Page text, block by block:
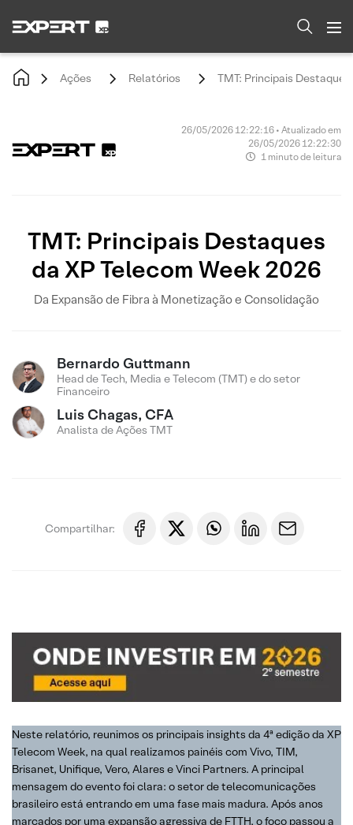
Ações Relatórios TMT: Principais
26/05/2026 12:22:16 • Atualizado em
26/05/2026 12:22:30
1 minuto de leitura
TMT: Principais Destaques
da XP Telecom Week 2026
Da Expansão de Fibra à Monetização e Consolidação
Bernardo Guttmann
Head de Tech, Media e Telecom (TMT) e do setor
Financeiro
Luis Chagas, CFA
Analista de Ações TMT
Compartilhar:
Neste relatório, reunimos os principais insights da 4ª edição da XP
Telecom Week, na qual realizamos painéis com Vivo, TIM,
Brisanet, Unifique, Vero, Alares e Vinci Partners. A principal
mensagem do evento foi clara: o setor de telecomunicações
brasileiro está entrando em uma fase mais madura. Após anos
marcados por uma expansão agressiva de FTTH, o foco passou a